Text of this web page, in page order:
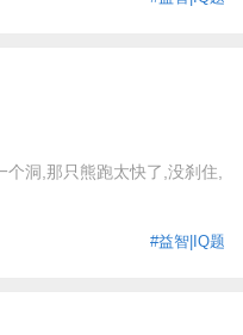
洞,那只熊跑太快了,没刹住,
#益智|IQ题